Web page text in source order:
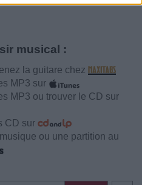
musical :
la guitare chez
MP3 sur
MP3 ou trouver le CD sur
CD sur
ou une partition au